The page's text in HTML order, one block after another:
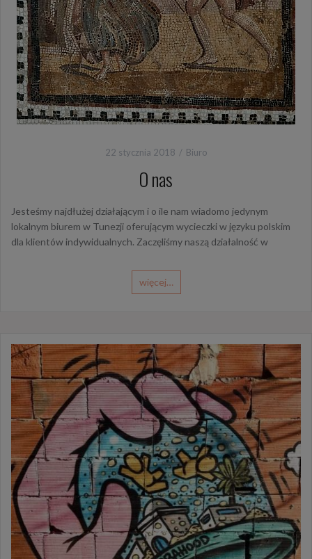
22 stycznia 2018 Biuro
O nas
Jesteśmy najdłużej działającym i o ile nam wiadomo jedynym
lokalnym biurem w Tunezji oferującym wycieczki w języku polskim
dla klientów indywidualnych. Zaczęliśmy naszą działalność w
więcej…